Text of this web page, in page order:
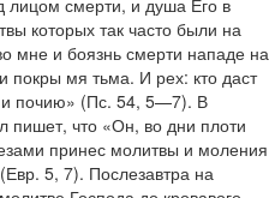
лицом смерти, и душа Его в
которых так часто были на
мне и боязнь смерти нападе на
покры мя тьма. И рех: кто даст
и почию» (Пс. 54, 5—7). В
пишет, что «Он, во дни плоти
принес молитвы и моления
5, 7). Послезавтра на